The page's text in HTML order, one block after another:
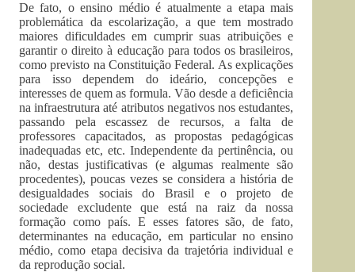
De fato, o ensino médio é atualmente a etapa mais
problemática da escolarização, a que tem mostrado
maiores dificuldades em cumprir suas atribuições e
garantir o direito à educação para todos os brasileiros,
como previsto na Constituição Federal. As explicações
para isso dependem do ideário, concepções e
interesses de quem as formula. Vão desde a deficiência
na infraestrutura até atributos negativos nos estudantes,
passando pela escassez de recursos, a falta de
professores capacitados, as propostas pedagógicas
inadequadas etc, etc. Independente da pertinência, ou
não, destas justificativas (e algumas realmente são
procedentes), poucas vezes se considera a história de
desigualdades sociais do Brasil e o projeto de
sociedade excludente que está na raiz da nossa
formação como país. E esses fatores são, de fato,
determinantes na educação, em particular no ensino
médio, como etapa decisiva da trajetória individual e
da reprodução social.